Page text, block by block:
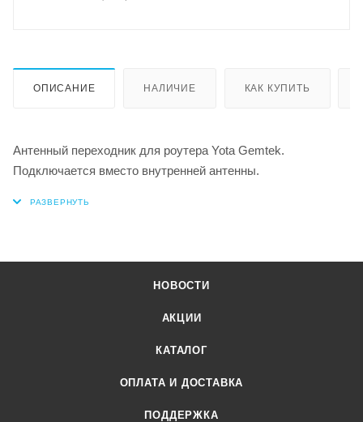
ОПИСАНИЕ НАЛИЧИЕ КАК КУПИТЬ
Антенный переходник для роутера Yota Gemtek.
Подключается вместо внутренней антенны.
НОВОСТИ
АКЦИИ
КАТАЛОГ
ОПЛАТА И ДОСТАВКА
ПОДДЕРЖКА